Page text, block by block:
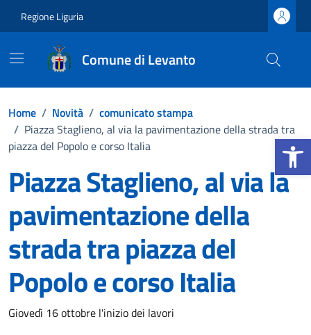
Apri la
Regione Liguria
Comune di Levanto
Home / Novità / comunicato stampa
/ Piazza Staglieno, al via la pavimentazione della strada tra
piazza del Popolo e corso Italia
Piazza Staglieno, al via la
pavimentazione della
strada tra piazza del
Popolo e corso Italia
Dettagli della notizia
Giovedì 16 ottobre l'inizio dei lavori